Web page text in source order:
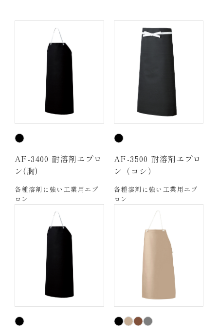
AF-3400 耐溶剤エプロ
ン(胸)
各種溶剤に強い工業用エプ
ロン
AF-3500 耐溶剤エプロ
ン（コシ）
各種溶剤に強い工業用エプ
ロン